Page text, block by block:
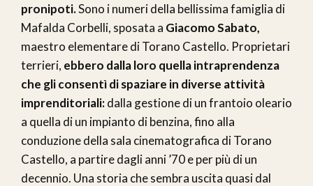
pronipoti.Sono i numeri della bellissima famiglia di
Mafalda Corbelli, sposata a Giacomo Sabato,
maestro elementare di Torano Castello. Proprietari
terrieri, ebbero dalla loro quella intraprendenza
che gli consentì di spaziare in diverse attività
imprenditoriali:dalla gestione di un frantoio oleario
a quella di un impianto di benzina, fino alla
conduzione della sala cinematografica di Torano
Castello, a partire dagli anni ’70 e per più di un
decennio. Una storia che sembra uscita quasi dal